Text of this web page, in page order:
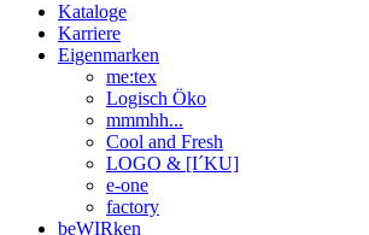
Kataloge
Karriere
Eigenmarken
me:tex
Logisch Öko
mmmhh...
Cool and Fresh
LOGO & [I´KU]
e-one
factory
beWIRken